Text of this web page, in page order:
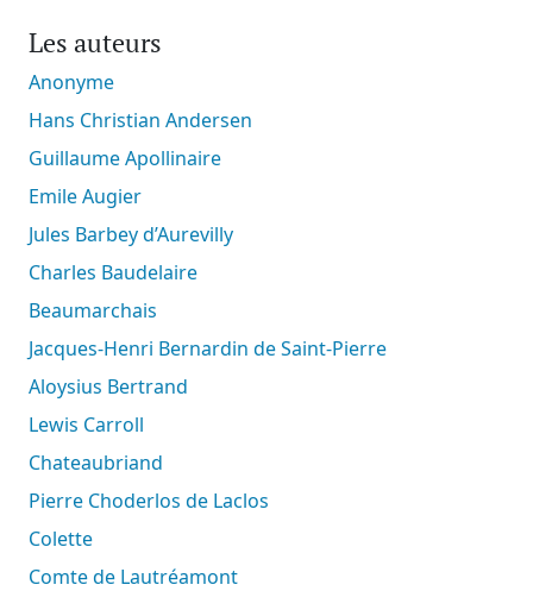
Les auteurs
Anonyme
Hans Christian Andersen
Guillaume Apollinaire
Emile Augier
Jules Barbey d’Aurevilly
Charles Baudelaire
Beaumarchais
Jacques-Henri Bernardin de Saint-Pierre
Aloysius Bertrand
Lewis Carroll
Chateaubriand
Pierre Choderlos de Laclos
Colette
Comte de Lautréamont